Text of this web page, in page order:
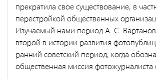
прекратила свое существование, в
перестройкой общественных
Изучаемый нами период А. С. Вартанов
второй в истории развития
ранний советский период, когда
общественная миссия фотожурналиста